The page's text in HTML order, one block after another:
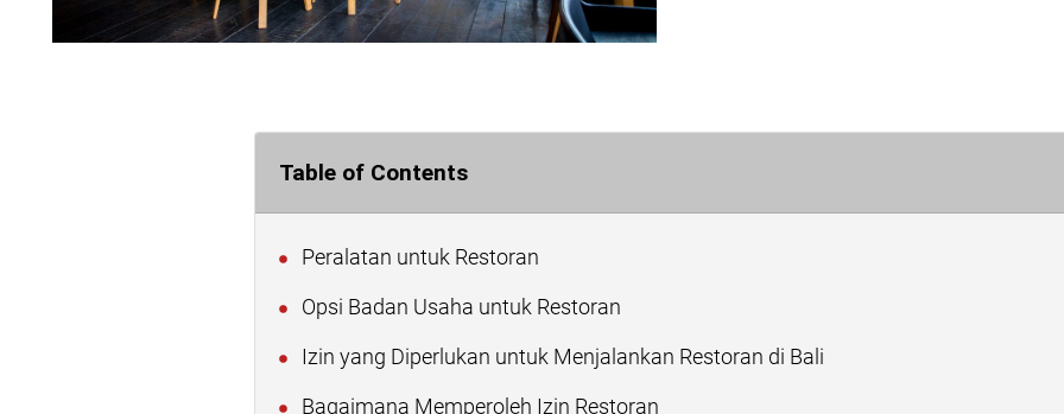
Table of Contents
Peralatan untuk Restoran
Opsi Badan Usaha untuk Restoran
Izin yang Diperlukan untuk Menjalankan Restoran di Bali
Bagaimana Memperoleh Izin Restoran